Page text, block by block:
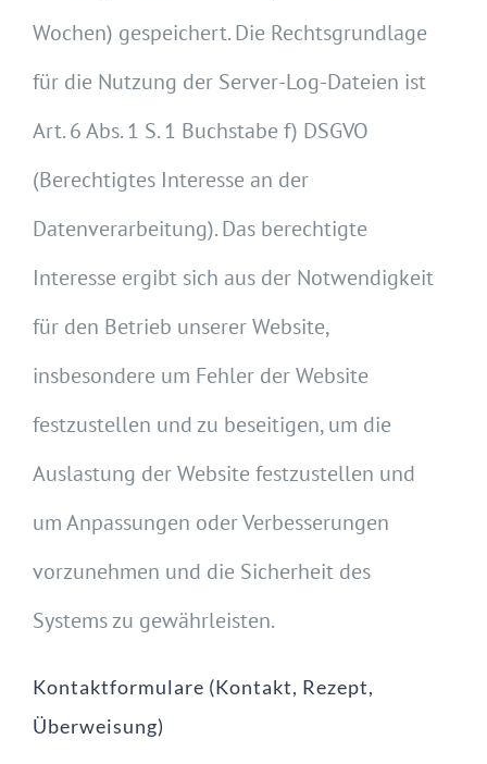
Wochen) gespeichert. Die Rechtsgrundlage
für die Nutzung der Server-Log-Dateien ist
Art. 6 Abs. 1 S. 1 Buchstabe f) DSGVO
(Berechtigtes Interesse an der
Datenverarbeitung). Das berechtigte
Interesse ergibt sich aus der Notwendigkeit
für den Betrieb unserer Website,
insbesondere um Fehler der Website
festzustellen und zu beseitigen, um die
Auslastung der Website festzustellen und
um Anpassungen oder Verbesserungen
vorzunehmen und die Sicherheit des
Systems zu gewährleisten.
Kontaktformulare (Kontakt, Rezept,
Überweisung)